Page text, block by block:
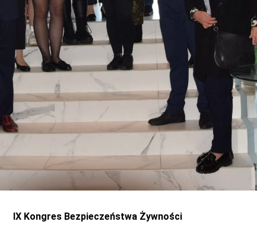
IX Kongres Bezpieczeństwa Żywności